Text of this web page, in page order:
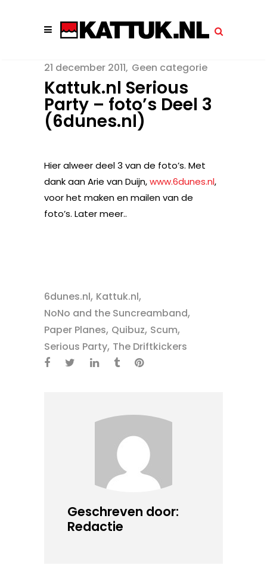
21 december 2011 Geen categorie
Kattuk.nl Serious
Party – foto’s Deel 3
(6dunes.nl)
Hier alweer deel 3 van de foto’s. Met
dank aan Arie van Duijn,www.6dunes.nl,
voor het maken en mailen van de
foto’s. Later meer..
6dunes.nl, Kattuk.nl,
NoNo and the Suncreamband,
Paper Planes, Quibuz, Scum,
Serious Party, The Driftkickers
Geschreven door:
Redactie